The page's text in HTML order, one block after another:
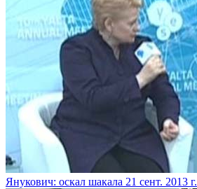
Янукович: оскал шакала 21 сент. 2013 г.